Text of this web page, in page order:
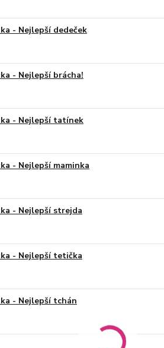
- Nejlepší dedeček
- Nejlepší brácha!
- Nejlepší tatínek
- Nejlepší maminka
- Nejlepší strejda
- Nejlepší tetička
- Nejlepší tchán